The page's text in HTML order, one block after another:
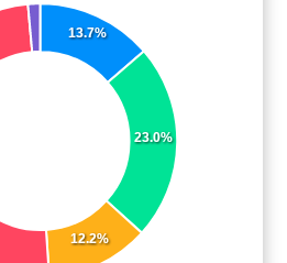
13.7%
23.0%
12.2%